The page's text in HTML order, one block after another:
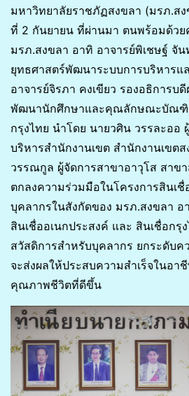
มหาวิทยาลัยราชภัฏสงขลา (มรภ.สง
ที่ 2 กันยายน ที่ผ่านมา ตนพร้อมด้ว
มรภ.สงขลา อาทิ อาจารย์พิเชษฐ์ จั
ยุทธศาสตร์พัฒนาระบบการบริหาร
อาจารย์จิรภา คงเขียว รองอธิการบ
พัฒนานักศึกษาและคุณลักษณะบัณฑิ
กรุงไทย นำโดย นายวศิน วรรละออ
บริหารสำนักงานเขต สำนักงานเขต
วรรณกูล ผู้จัดการสาขาอาวุโส สาข
ตกลงความร่วมมือในโครงการสินเ
บุคลากรในสังกัดของ มรภ.สงขลา อ
สินเชื่ออเนกประสงค์ และ สินเชื่อกรุ
สวัสดิการสำหรับบุคลากร ยกระดับ
จะส่งผลให้ประสบความสำเร็จในอา
คุณภาพชีวิตที่ดีขึ้น